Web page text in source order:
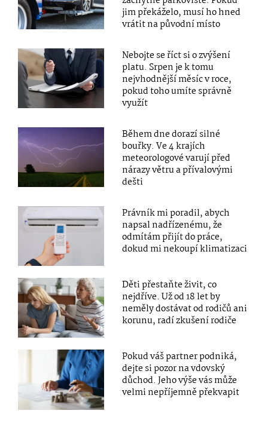
jim překáželo, musí ho hned
vrátit na původní místo
Nebojte se říct si o zvýšení
platu. Srpen je k tomu
nejvhodnější měsíc v roce,
pokud toho umíte správně
využít
Během dne dorazí silné
bouřky. Ve 4 krajích
meteorologové varují před
nárazy větru a přívalovými
dešti
Právník mi poradil, abych
napsal nadřízenému, že
odmítám přijít do práce,
dokud mi nekoupí klimatizaci
Děti přestaňte živit, co
nejdříve. Už od 18 let by
neměly dostávat od rodičů ani
korunu, radí zkušení rodiče
Pokud váš partner podniká,
dejte si pozor na vdovský
důchod. Jeho výše vás může
velmi nepříjemně překvapit